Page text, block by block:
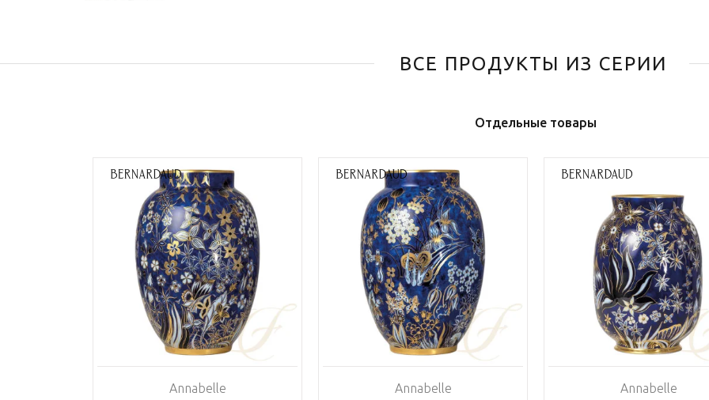
ВСЕ ПРОДУКТЫ ИЗ СЕРИИ
Отдельные товары
Annabelle Annabelle Annabelle